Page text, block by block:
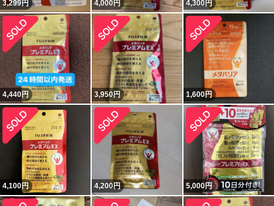
3,299円 4,000円 4,300円
4,440円 3,950円 1,600円
4,100円 4,200円 5,000円